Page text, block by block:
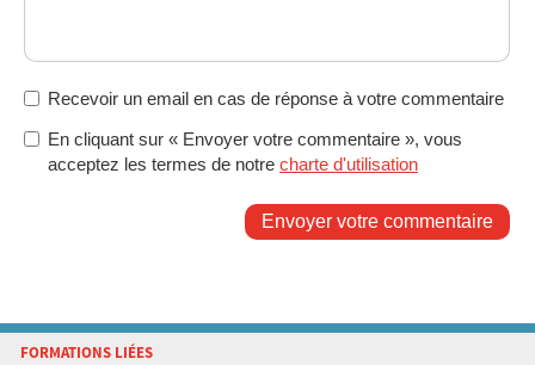
Recevoir un email en cas de réponse à votre commentaire
En cliquant sur « Envoyer votre commentaire », vous
acceptez les termes de notre charte d'utilisation
Envoyer votre commentaire
FORMATIONS LIÉES